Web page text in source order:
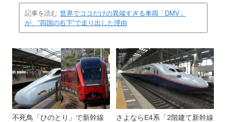
記事を読む 世界でココだけの異端すぎる車両「DMV」
が、“四国の右下”で走り出した理由
不死鳥「ひのとり」で新幹線
さよならE4系「2階建て新幹線